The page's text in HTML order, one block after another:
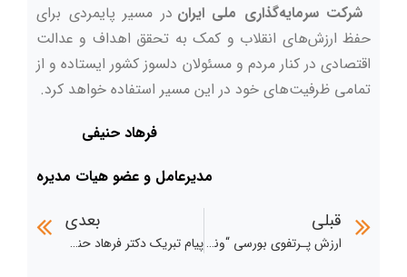
شرکت سرمایه‌گذاری ملی ایران در مسیر پایمردی برای
حفظ ارزش‌های انقلاب و کمک به تحقق اهداف و عدالت
اقتصادی در کنار مردم و مسئولان دلسوز کشور ایستاده و از
تمامی ظرفیت‌های خود در این مسیر استفاده خواهد کرد.
فرهاد حنیفی
مدیرعامل و عضو هیات مدیره
قبلی
ارزش پـرتفوی بورسی “ونیکی” در دی‌ماه ۱۴۰۳ به ۶۴ هزار میلیارد تومان رسید.
بعدی
پیام تبریک دکتر فرهاد حنیفی مدیرعامل شرکت سرمایه گذاری ملی ایران (سهامی عام) به مناسبت، فرارسیدن اعیاد شعبانیه و روز “پاسدار” و روز “جانباز”